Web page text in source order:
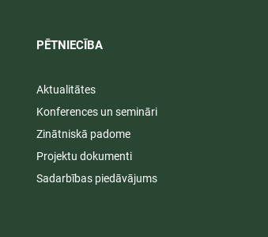
PĒTNIECĪBA
Aktualitātes
Konferences un semināri
Zinātniskā padome
Projektu dokumenti
Sadarbības piedāvājums